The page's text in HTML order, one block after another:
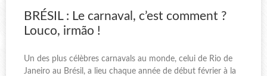
BRÉSIL : Le carnaval, c’est comment ?
Louco, irmão !
Un des plus célèbres carnavals au monde, celui de Rio de
Janeiro au Brésil, a lieu chaque année de début février à la